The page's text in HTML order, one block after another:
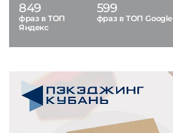
849
фраз в ТОП
Яндекс
599
фраз в ТОП Google